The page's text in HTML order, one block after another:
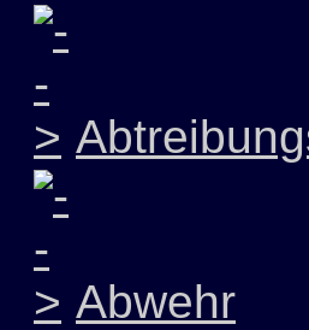
Abwehr